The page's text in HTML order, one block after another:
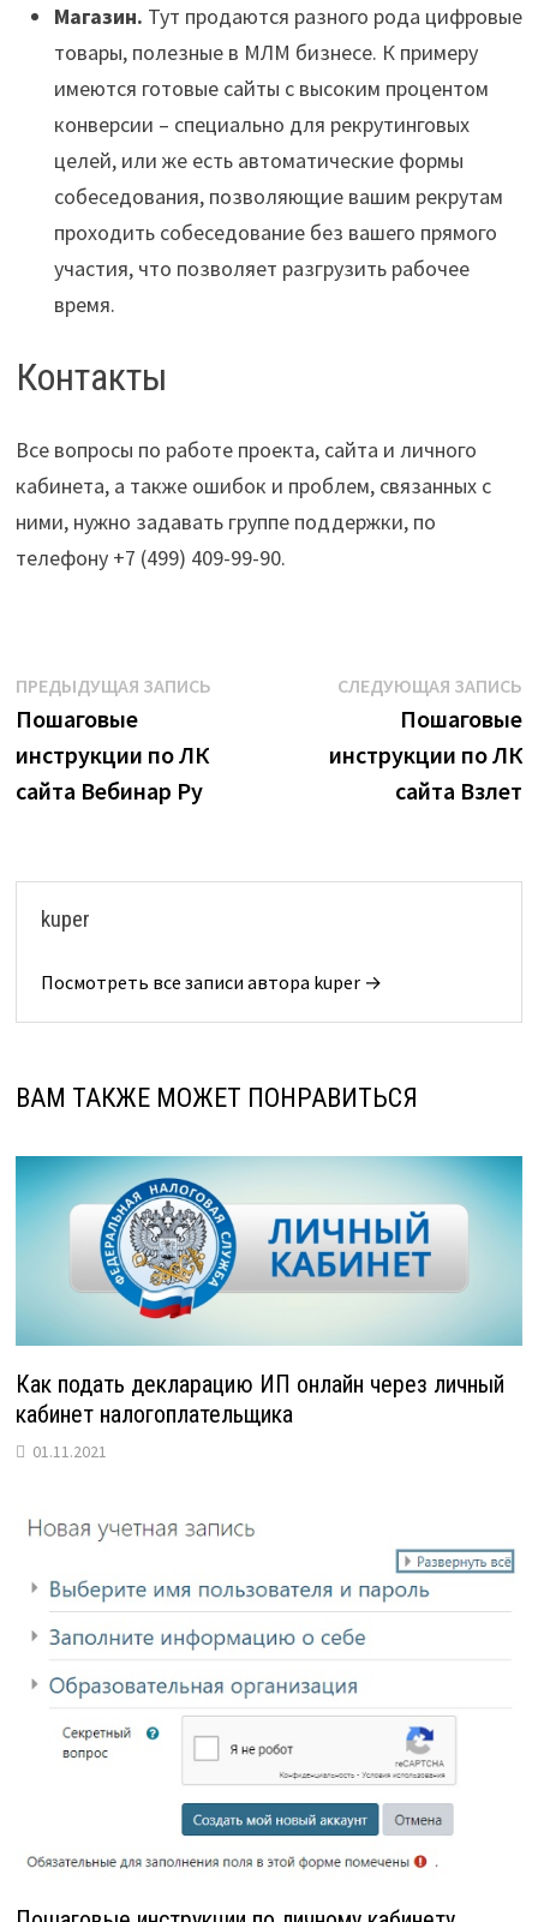
Магазин. Тут продаются разного рода цифровые
товары, полезные в МЛМ бизнесе. К примеру
имеются готовые сайты с высоким процентом
конверсии – специально для рекрутинговых
целей, или же есть автоматические формы
собеседования, позволяющие вашим рекрутам
проходить собеседование без вашего прямого
участия, что позволяет разгрузить рабочее
время.
Контакты
Все вопросы по работе проекта, сайта и личного
кабинета, а также ошибок и проблем, связанных с
ними, нужно задавать группе поддержки, по
телефону +7 (499) 409-99-90.
Навигация
по
записям
ПРЕДЫДУЩАЯ ЗАПИСЬПредыдущая
Пошаговые
инструкции по ЛК
сайта Вебинар Ру
СЛЕДУЮЩАЯ ЗАПИСЬ
Пошаговые
инструкции по ЛК
сайта Взлет
kuper
Посмотреть все записи автора kuper →
ВАМ ТАКЖЕ МОЖЕТ ПОНРАВИТЬСЯ
Как подать декларацию ИП онлайн через личный
кабинет налогоплательщика
01.11.2021